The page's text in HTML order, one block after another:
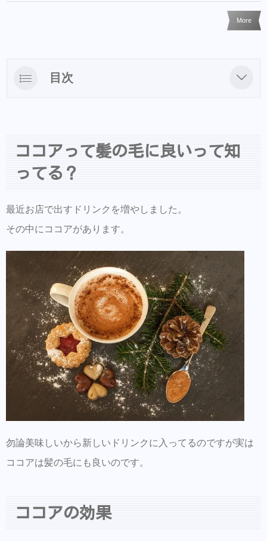
More
目次
ココアに含まれる栄養素
冷え性の方、白髪にお悩みの方はぜひココア
ココアって髪の毛に良いって知
ってる？
最近お店で出すドリンクを増やしました。
その中にココアがあります。
勿論美味しいから新しいドリンクに入ってるのですが実は
ココアは髪の毛にも良いのです。
ココアの効果